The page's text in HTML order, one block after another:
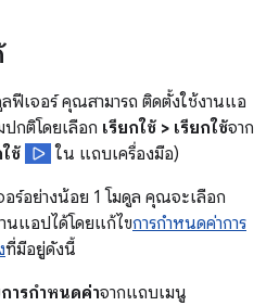
เจอร์ คุณสามารถ ติดตั้งใช้งานแอ
กติโดยเลือก เรียกใช้ > เรียกใช้จาก
ช้
ใน แถบเครื่องมือ)
ร์อย่างน้อย 1 โมดูล คุณจะเลือก
นแอปได้โดยแก้ไขการกำหนดค่าการ
ที่มีอยู่ดังนี้
ารกำหนดค่าจากแถบเมนู